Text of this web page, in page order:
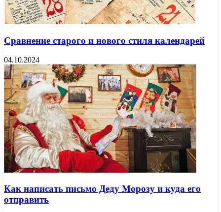
Сравнение старого и нового стиля календарей
04.10.2024
Как написать письмо Деду Морозу и куда его
отправить